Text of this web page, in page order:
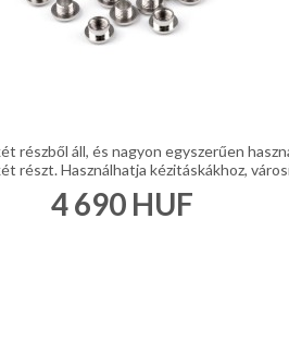
részből áll, és nagyon egyszerűen
részt. Használhatja kézitáskákhoz,
4 690 HUF